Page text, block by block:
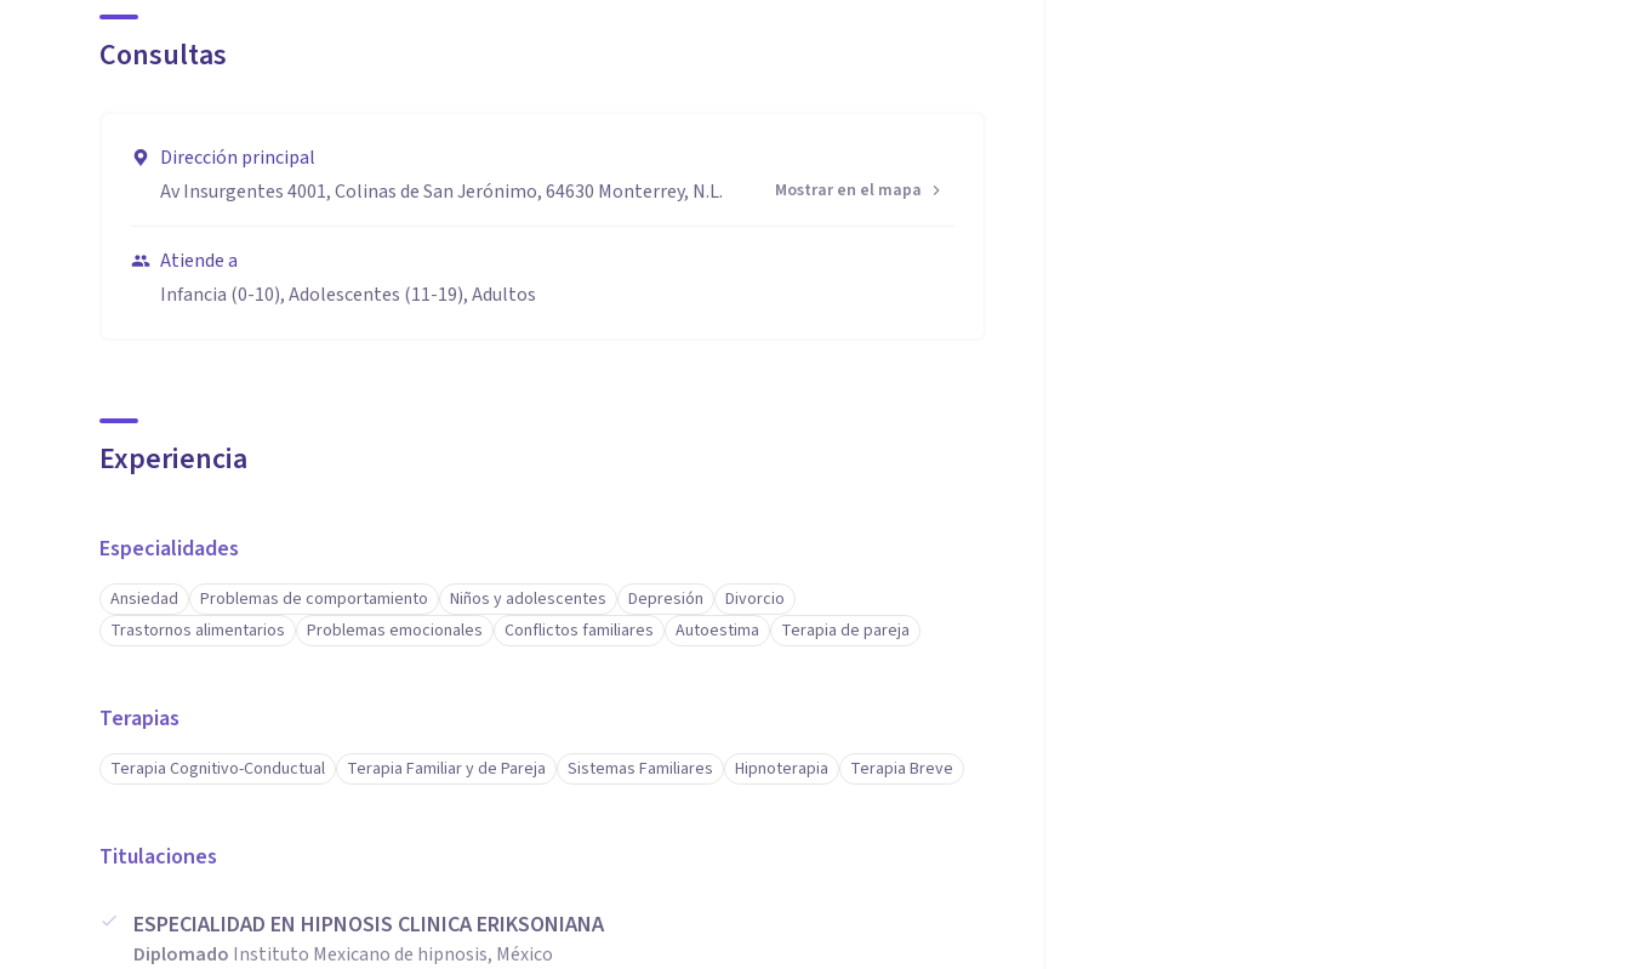
que siempre soy empatica con las personas, comprendo las emociones, las respeto, ademas de qué
proporciono un espacio seguro y confidencial
Consultas
Dirección principal
Av Insurgentes 4001, Colinas de San Jerónimo, 64630 Monterrey, N.L.
Mostrar en el mapa
Atiende a
Infancia (0-10), Adolescentes (11-19), Adultos
Experiencia
Especialidades
Ansiedad Problemas de comportamiento Niños y adolescentes Depresión
Divorcio
Trastornos alimentarios
Problemas emocionales Conflictos familiares Autoestima Terapia de pareja
Terapias
Terapia Cognitivo-Conductual Terapia Familiar y de Pareja Sistemas Familiares Hipnoterapia Terapia Breve
Titulaciones
ESPECIALIDAD EN HIPNOSIS CLINICA ERIKSONIANA
Diplomado Instituto Mexicano de hipnosis, México